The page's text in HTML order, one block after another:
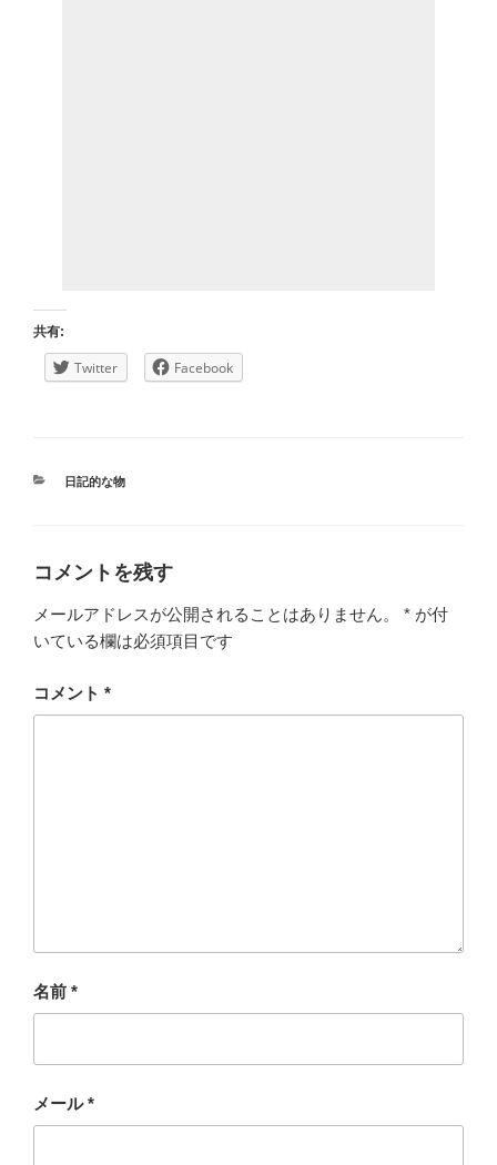
共有:
Twitter Facebook
カ
日記的な物
コメントを残す
メールアドレスが公開されることはありません。 * が付
いている欄は必須項目です
コメント *
名前 *
メール*